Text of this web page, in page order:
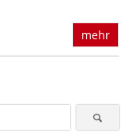
mehr